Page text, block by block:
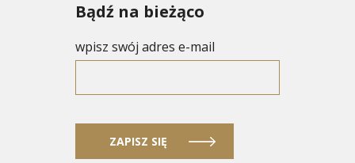
Bądź na bieżąco
wpisz swój adres e-mail
ZAPISZ SIĘ